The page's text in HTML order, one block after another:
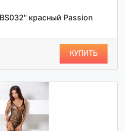
красный Passion
КУПИТЬ